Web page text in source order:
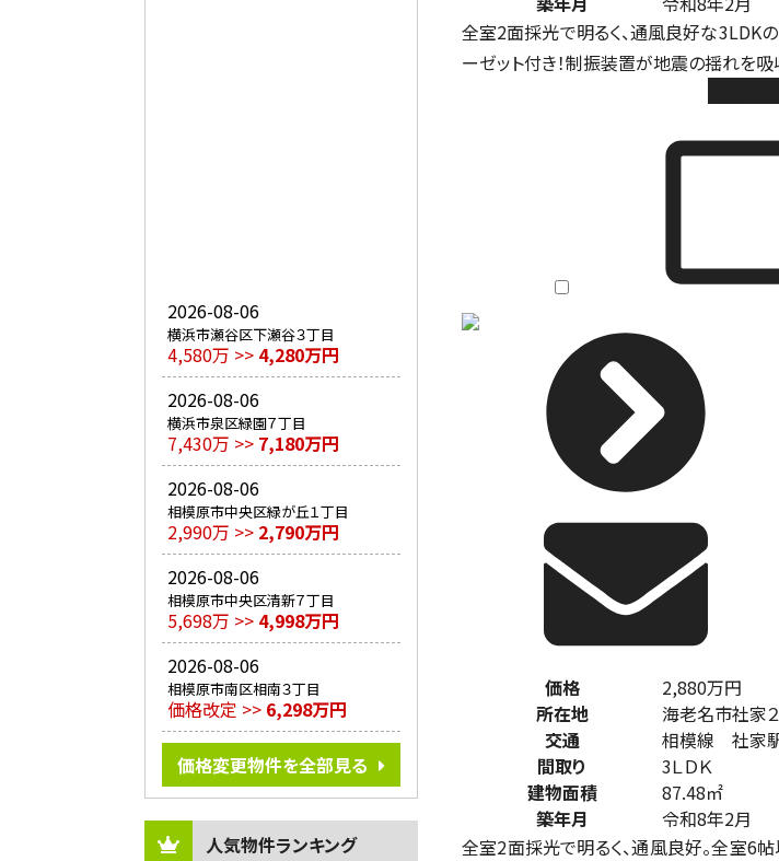
2026-08-06
横浜市瀬谷区下瀬谷３丁目
4,580万 >> 4,280万円
2026-08-06
横浜市泉区緑園７丁目
7,430万 >> 7,180万円
2026-08-06
相模原市中央区緑が丘１丁目
2,990万 >> 2,790万円
2026-08-06
相模原市中央区清新７丁目
5,698万 >> 4,998万円
2026-08-06
相模原市南区相南３丁目
価格改定 >> 6,298万円
価格変更物件を全部見る
人気物件ランキング
全室2面採光で明るく、通風良好な3LDK
ーゼット付き！制振装置が地震の揺れを吸
価格
2,880万円
所在地
海老名市社家
交通
相模線 社家
間取り
3ＬＤＫ
建物面積
87.48㎡
築年月
令和8年2月
全室2面採光で明るく、通風良好。全室6